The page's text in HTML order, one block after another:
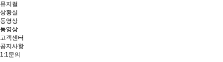
뮤지컬
상황실
동영상
동영상
고객센터
공지사항
1:1문의